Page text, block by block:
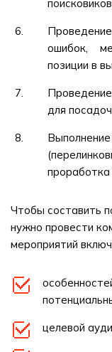
ошибок,
позиции в
для
проработка
Чтобы составить
нужно провести
мероприятий
целевой